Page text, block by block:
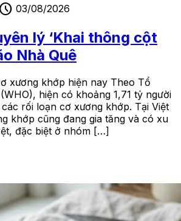
schedule 03/08/2026
lý ‘Khai thông cột
Nhà Quê
xương khớp hiện nay Theo Tổ
hiện có khoảng 1,71 tỷ người
rối loạn cơ xương khớp. Tại Việt
khớp cũng đang gia tăng và có xu
đặc biệt ở nhóm […]